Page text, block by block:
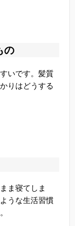
の
いです。髪質
りはどうする
ま寝てしま
うな生活習慣